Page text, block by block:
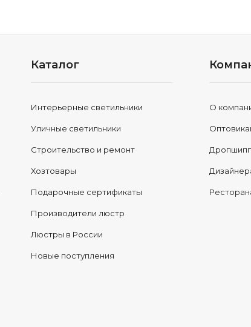
Каталог
Интерьерные светильники
Уличные светильники
Строительство и ремонт
Хозтовары
Подарочные сертификаты
Производители люстр
Люстры в России
Новые поступления
О